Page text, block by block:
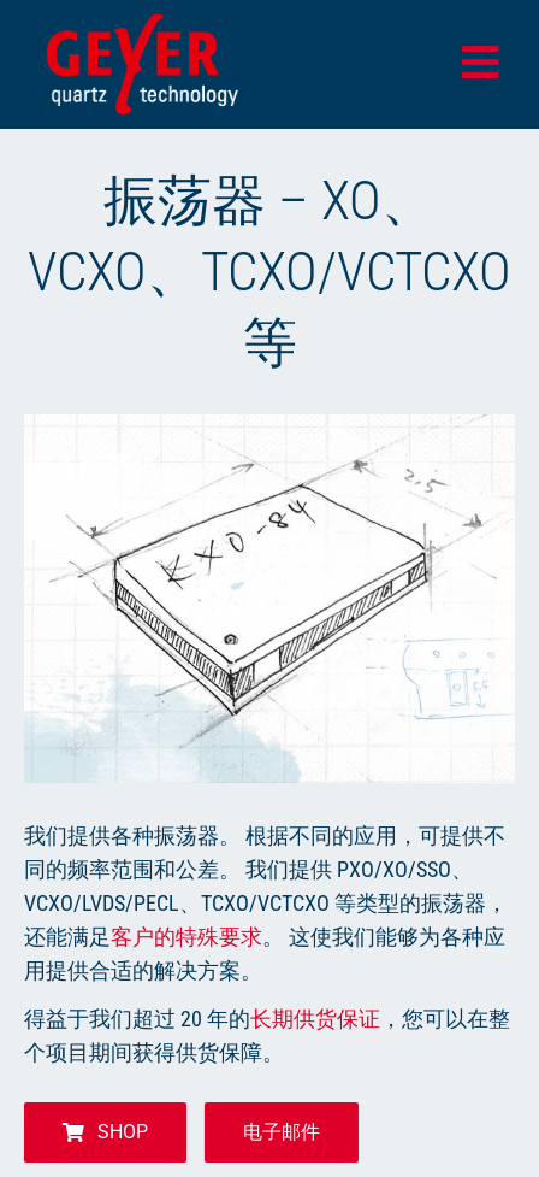
content
设计与测试中心
振荡器 – XO、
VCXO、TCXO/VCTCXO
等
我们提供各种振荡器。 根据不同的应用，可提供不
同的频率范围和公差。 我们提供 PXO/XO/SSO、
VCXO/LVDS/PECL、TCXO/VCTCXO 等类型的振荡器，
还能满足客户的特殊要求。 这使我们能够为各种应
用提供合适的解决方案。
得益于我们超过 20 年的长期供货保证 ，您可以在整
个项目期间获得供货保障。
SHOP 电子邮件